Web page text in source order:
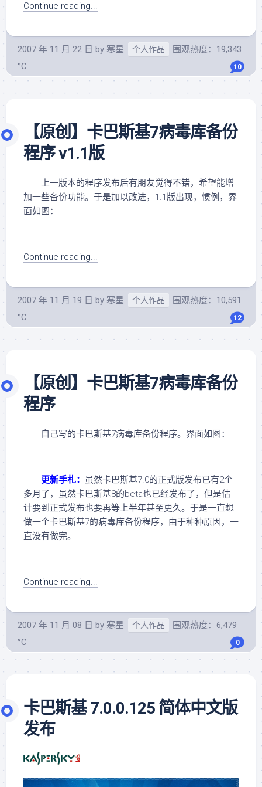
Continue reading...
2007 年 11 月 22 日 by 寒星 个人作品
围观热度：19,343
°C
10
【原创】卡巴斯基7病毒库备份
程序 v1.1版
上一版本的程序发布后有朋友觉得不错，希望能增
加一些备份功能。于是加以改进，1.1版出现，惯例，界
面如图：
Continue reading...
2007 年 11 月 19 日 by 寒星 个人作品
围观热度：10,591
°C
12
【原创】卡巴斯基7病毒库备份
程序
自己写的卡巴斯基7病毒库备份程序。界面如图：
更新手札：
虽然卡巴斯基7.0的正式版发布已有2个
多月了，虽然卡巴斯基8的beta也已经发布了，但是估
计要到正式发布也要再等上半年甚至更久。于是一直想
做一个卡巴斯基7的病毒库备份程序，由于种种原因，一
直没有做完。
Continue reading...
2007 年 11 月 08 日 by 寒星 个人作品
围观热度：6,479
°C
0
卡巴斯基 7.0.0.125 简体中文版
发布